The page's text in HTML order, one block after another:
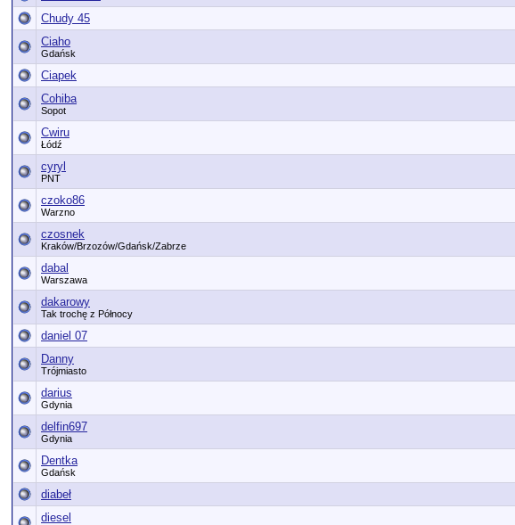
Chudy 45
Ciaho
Gdańsk
Ciapek
Cohiba
Sopot
Cwiru
Łódź
cyryl
PNT
czoko86
Warzno
czosnek
Kraków/Brzozów/Gdańsk/Zabrze
dabal
Warszawa
dakarowy
Tak trochę z Północy
daniel 07
Danny
Trójmiasto
darius
Gdynia
delfin697
Gdynia
Dentka
Gdańsk
diabeł
diesel